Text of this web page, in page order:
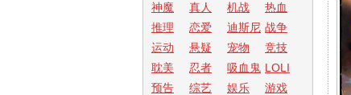
神魔
真人 机战
热血
推理
恋爱 迪斯尼 战争
运动
悬疑 宠物
竞技
耽美
忍者 吸血鬼 LOLI
预告
综艺 娱乐
游戏